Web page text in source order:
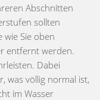
Abschnitten
sollten
wie Sie oben
entfernt werden.
Dabei
was völlig normal ist,
im Wasser